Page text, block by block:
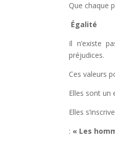
Que chaque
Égalité
Il n’existe
préjudices.
Ces valeurs
Elles sont un
Elles
: « Les